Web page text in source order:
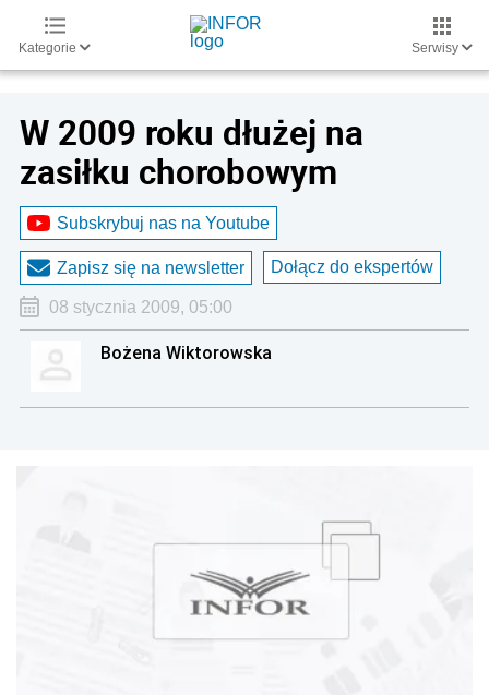
Kategorie Serwisy
W 2009 roku dłużej na
zasiłku chorobowym
Subskrybuj nas na Youtube
Zapisz się na newsletter Dołącz do ekspertów
08 stycznia 2009, 05:00
Bożena Wiktorowska